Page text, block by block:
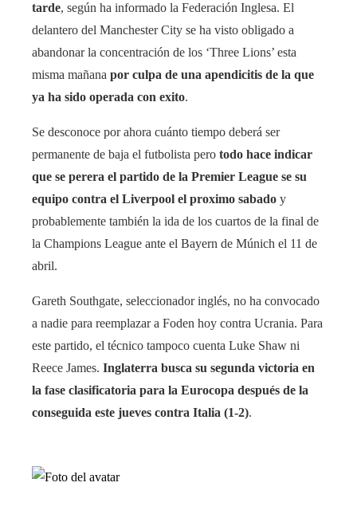
tarde, según ha informado la Federación Inglesa. El
delantero del Manchester City se ha visto obligado a
abandonar la concentración de los ‘Three Lions’ esta
misma mañana por culpa de una apendicitis de la que
ya ha sido operada con exito.
Se desconoce por ahora cuánto tiempo deberá ser
permanente de baja el futbolista pero todo hace indicar
que se perera el partido de la Premier League se su
equipo contra el Liverpool el proximo sabado y
probablemente también la ida de los cuartos de la final de
la Champions League ante el Bayern de Múnich el 11 de
abril.
Gareth Southgate, seleccionador inglés, no ha convocado
a nadie para reemplazar a Foden hoy contra Ucrania. Para
este partido, el técnico tampoco cuenta Luke Shaw ni
Reece James. Inglaterra busca su segunda victoria en
la fase clasificatoria para la Eurocopa después de la
conseguida este jueves contra Italia (1-2).